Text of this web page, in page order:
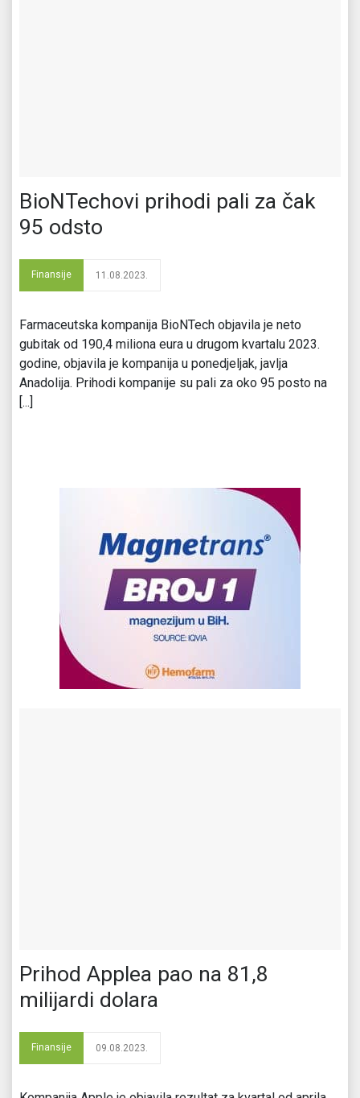
BioNTechovi prihodi pali za čak
95 odsto
Finansije 11.08.2023.
Farmaceutska kompanija BioNTech objavila je neto
gubitak od 190,4 miliona eura u drugom kvartalu 2023.
godine, objavila je kompanija u ponedjeljak, javlja
Anadolija. Prihodi kompanije su pali za oko 95 posto na
[...]
Prihod Applea pao na 81,8
milijardi dolara
Finansije 09.08.2023.